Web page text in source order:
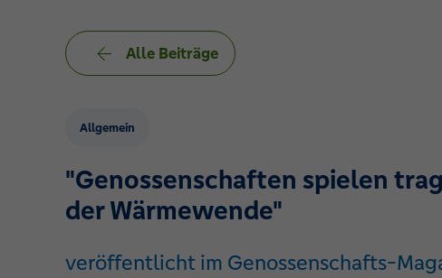
Alle Beiträge
Allgemein
"Genossenschaften spielen
der Wärmewende"
veröffentlicht im Genossenschafts-